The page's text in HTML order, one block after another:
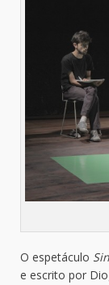
O espetáculo
e escrito por